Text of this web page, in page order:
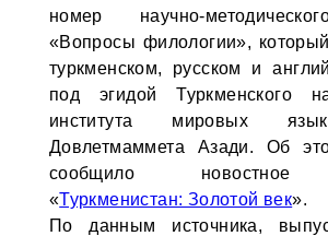
номер научно-
«Вопросы филологии»,
туркменском, русском и
под эгидой Туркменского
института мировых
Довлетмаммета Азади. Об
сообщило новостное
«Туркменистан: Золотой век».
По данным источника,